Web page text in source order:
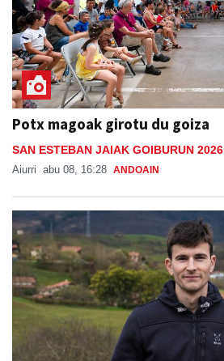
Potx magoak girotu du goiza
SAN ESTEBAN JAIAK GOIBURUN 2026
Aiurri abu 08, 16:28 ANDOAIN